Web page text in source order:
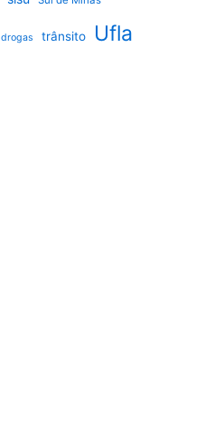
trânsito Ufla